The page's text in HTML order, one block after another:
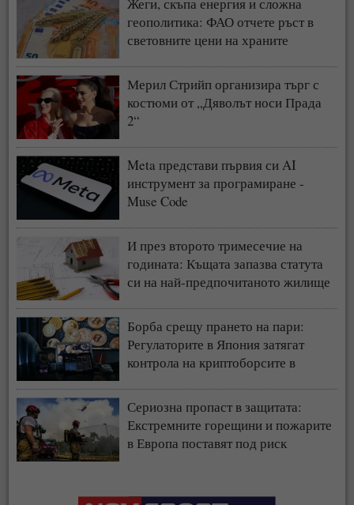
Жеги, скъпа енергия и сложна
геополитика: ФАО отчете ръст в
световните цени на храните
Мерил Стрийп организира търг с
костюми от „Дяволът носи Прада
2“
Meta представи първия си AI
инструмент за програмиране -
Muse Code
И през второто тримесечие на
годината: Къщата запазва статута
си на най-предпочитаното жилище
Борба срещу прането на пари:
Регулаторите в Япония затягат
контрола на криптоборсите в
Сериозна пропаст в защитата:
Екстремните горещини и пожарите
в Европа поставят под риск